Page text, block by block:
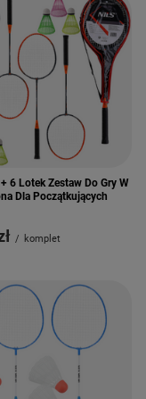
6 Lotek Zestaw Do Gry W
Dla Początkujących
/ komplet